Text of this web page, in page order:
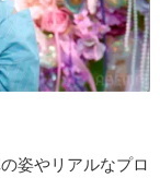
姿やリアルなプロ